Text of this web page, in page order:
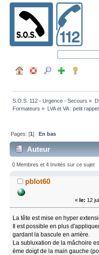
S.O.S. 112 - Urgence - Secours »
Formateurs » LVA et VA : petit rappel
Pages: [1]En bas
Auteur
rappel (Lu 13007 fois)
0 Membres et 4 Invités sur ce sujet
pblot60
« le: 12
La tête est mise en hyper
Il est possible en plus
gardant la bascule en arrière.
La subluxation de la mâchoire
ème doigt de la main gauche